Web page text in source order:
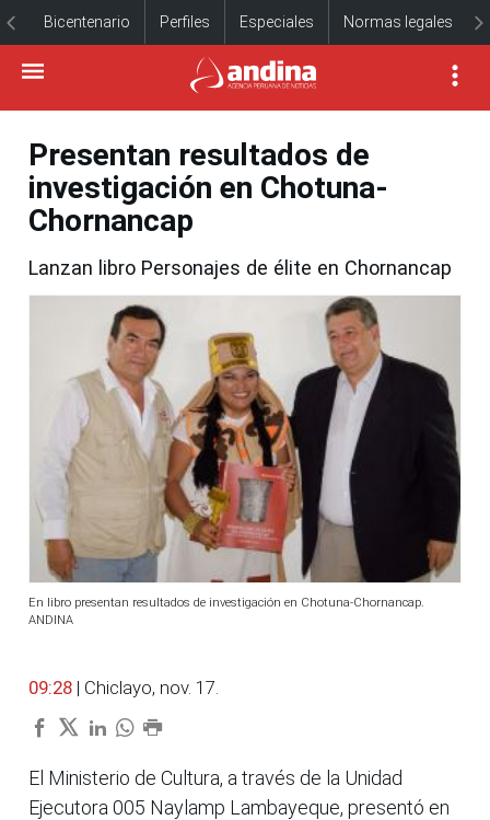
Bicentenario Perfiles Especiales Normas legales
Presentan resultados de
investigación en Chotuna-
Chornancap
Lanzan libro Personajes de élite en Chornancap
En libro presentan resultados de investigación en Chotuna-Chornancap.
ANDINA
09:28 | Chiclayo, nov. 17.
El Ministerio de Cultura, a través de la Unidad
Ejecutora 005 Naylamp Lambayeque, presentó en